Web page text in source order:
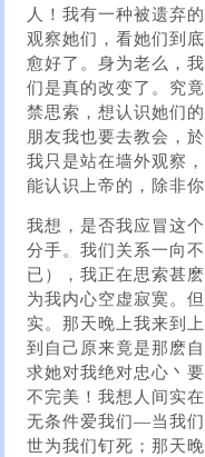
人！我有一种被遗弃
观察她们，看她们到
愈好了。身为老么，
们是真的改变了。究
禁思索，想认识她们
朋友我也要去教会，
我只是站在墙外观察
能认识上帝的，除非
我想，是否我应冒这
分手。我们关系一向
已），我正在思索甚
为我内心空虚寂寞。
实。那天晚上我来到
到自己原来竟是那麽
求她对我绝对忠心丶
不完美！我想人间实
无条件爱我们—当我
世为我们钉死；那天